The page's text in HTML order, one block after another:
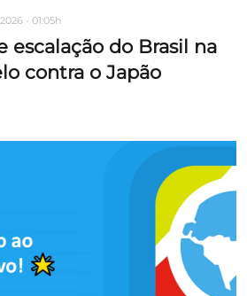
- 01:05h
do Brasil na
contra o Japão